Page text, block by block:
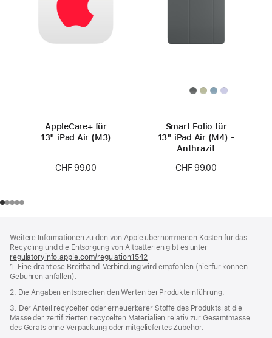
AppleCare+ für
13" iPad Air (M3)
CHF 99.00
Smart Folio für
13" iPad Air (M4) -
Anthrazit
CHF 99.00
Weitere Informationen zu den von Apple übernommenen Kosten für das
Recycling und die Entsorgung von Altbatterien gibt es unter
regulatoryinfo.apple.com/regulation1542
ein
1. Eine drahtlose Breitband-Verbindung wird empfohlen (hierfür können
Gebühren anfallen).
2. Die Angaben entsprechen den Werten bei Produkteinführung.
3. Der Anteil recycelter oder erneuerbarer Stoffe des Produkts ist die
Masse der zertifizierten recycelten Materialien relativ zur Gesamtmasse
des Geräts ohne Verpackung oder mitgeliefertes Zubehör.